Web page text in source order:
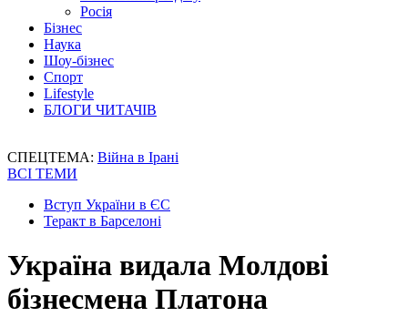
Росія
Бізнес
Наука
Шоу-бізнес
Спорт
Lifestyle
БЛОГИ ЧИТАЧІВ
СПЕЦТЕМА: Війна в Ірані
ВСІ ТЕМИ
Вступ України в ЄС
Теракт в Барселоні
Україна видала Молдові
бізнесмена Платона